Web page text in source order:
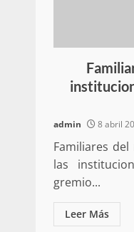
admin 8 abril
Familiares
las
gremio...
Leer Más